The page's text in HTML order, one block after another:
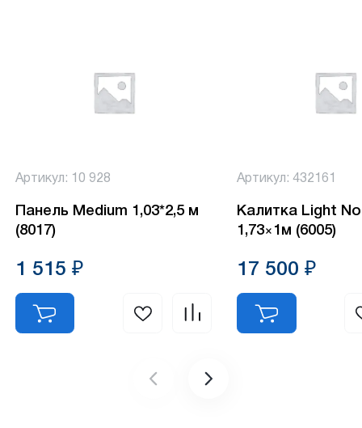
Артикул: 10 928
Панель Medium 1,03*2,5 м
(8017)
1 515 ₽
Артикул: 432161
Калитка Light
1,73×1м (6005)
17 500 ₽